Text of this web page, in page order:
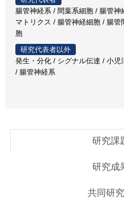
腸管神経系 / 間葉系細胞 / 腸管
マトリクス / 腸管神経細胞 / 腸
胞
研究代表者以外
発生・分化 / シグナル伝達 / 小児
/ 腸管神経系
研究課
研究成
共同研